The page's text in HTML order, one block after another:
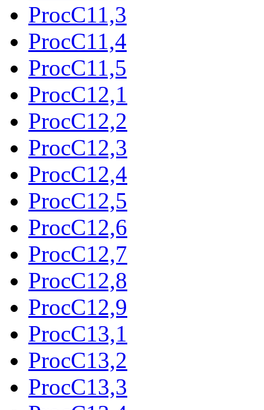
ProcC11,3
ProcC11,4
ProcC11,5
ProcC12,1
ProcC12,2
ProcC12,3
ProcC12,4
ProcC12,5
ProcC12,6
ProcC12,7
ProcC12,8
ProcC12,9
ProcC13,1
ProcC13,2
ProcC13,3